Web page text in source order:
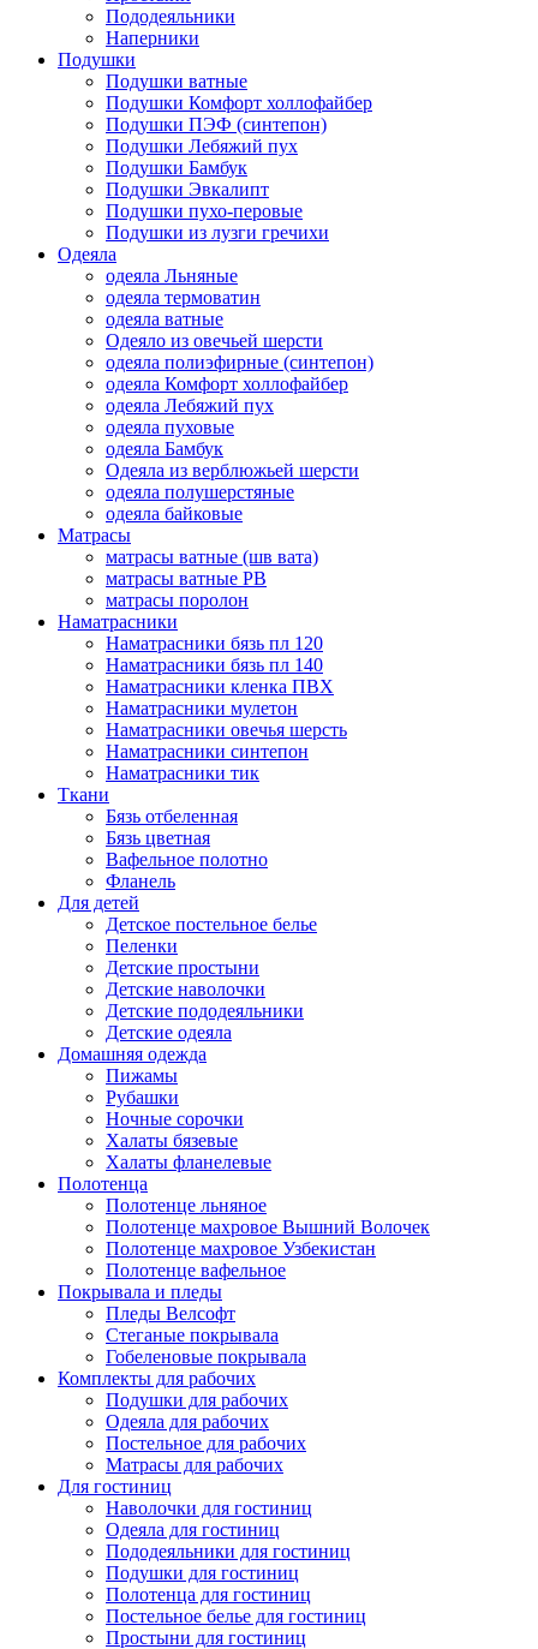
Пододеяльники
Наперники
Подушки
Подушки ватные
Подушки Комфорт холлофайбер
Подушки ПЭФ (синтепон)
Подушки Лебяжий пух
Подушки Бамбук
Подушки Эвкалипт
Подушки пухо-перовые
Подушки из лузги гречихи
Одеяла
одеяла Льняные
одеяла термоватин
одеяла ватные
Одеяло из овечьей шерсти
одеяла полиэфирные (синтепон)
одеяла Комфорт холлофайбер
одеяла Лебяжий пух
одеяла пуховые
одеяла Бамбук
Одеяла из верблюжьей шерсти
одеяла полушерстяные
одеяла байковые
Матрасы
матрасы ватные (шв вата)
матрасы ватные РВ
матрасы поролон
Наматрасники
Наматрасники бязь пл 120
Наматрасники бязь пл 140
Наматрасники кленка ПВХ
Наматрасники мулетон
Наматрасники овечья шерсть
Наматрасники синтепон
Наматрасники тик
Ткани
Бязь отбеленная
Бязь цветная
Вафельное полотно
Фланель
Для детей
Детское постельное белье
Пеленки
Детские простыни
Детские наволочки
Детские пододеяльники
Детские одеяла
Домашняя одежда
Пижамы
Рубашки
Ночные сорочки
Халаты бязевые
Халаты фланелевые
Полотенца
Полотенце льняное
Полотенце махровое Вышний Волочек
Полотенце махровое Узбекистан
Полотенце вафельное
Покрывала и пледы
Пледы Велсофт
Стеганые покрывала
Гобеленовые покрывала
Комплекты для рабочих
Подушки для рабочих
Одеяла для рабочих
Постельное для рабочих
Матрасы для рабочих
Для гостиниц
Наволочки для гостиниц
Одеяла для гостиниц
Пододеяльники для гостиниц
Подушки для гостиниц
Полотенца для гостиниц
Постельное белье для гостиниц
Простыни для гостиниц